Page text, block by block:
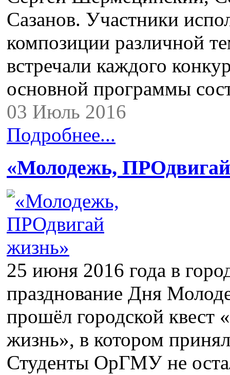
Сазанов. Участники
композиции различной
встречали каждого
основной программы
03 Июль 2016
Подробнее...
«Молодежь,
25 июня 2016 года в
празднование Дня
прошёл городской
жизнь», в котором
Студенты ОрГМУ не